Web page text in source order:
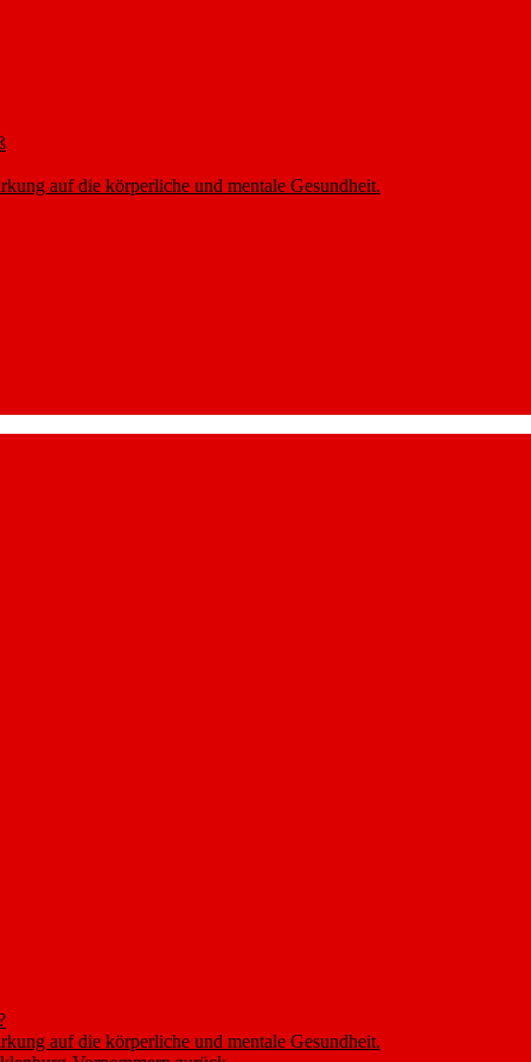
auf die körperliche und mentale Gesundheit.
auf die körperliche und mentale Gesundheit.